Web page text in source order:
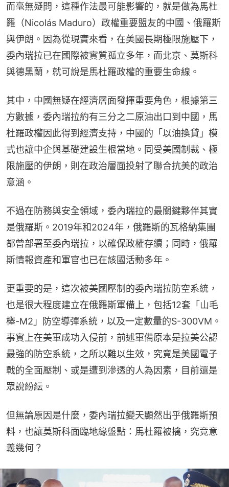
而毫無疑問，這種作法最可能影響的，就是做為馬杜
羅（Nicolás Maduro）政權重要盟友的中國、俄羅斯
與伊朗。因為從現實來看，在美國長期極限施壓下，
委內瑞拉已在國際被實質孤立多年，而北京、莫斯科
與德黑蘭，就可說是馬杜羅政權的重要生命線。
其中，中國無疑在經濟層面發揮重要角色，根據第三
方數據，委內瑞拉約有三分之二原油出口到中國，馬
杜羅政權因此得到經濟支持，中國的「以油換貸」模
式也讓中企與基礎建設生根當地。同受美國制裁、極
限施壓的伊朗，則在政治層面投射了聯合抗美的政治
意涵。
不過在防務與安全領域，委內瑞拉的最關鍵夥伴其實
是俄羅斯。2019年和2024年，俄羅斯的瓦格納集團
都曾部署至委內瑞拉，以確保政權存續；同時，俄羅
斯情報資產和軍官也已在該國活動多年。
更重要的是，這次被美國壓制的委內瑞拉防空系統，
也是很大程度建立在俄羅斯軍備上，包括12套「山毛
櫸-M2」防空導彈系統，以及一定數量的S-300VM。
事實上在美軍成功入侵前，前述軍備原本是拉美公認
最強的防空系統，之所以難以生效，究竟是美國電子
戰的全面壓制、或是遭到滲透的人為因素，目前還是
眾說紛紜。
但無論原因是什麼，委內瑞拉變天顯然出乎俄羅斯預
料，也讓莫斯科面臨地緣盤點：馬杜羅被擒，究竟意
義幾何？